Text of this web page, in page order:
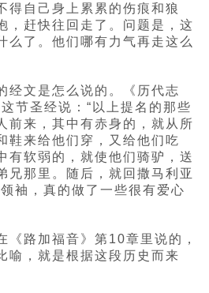
得自己身上累累的伤痕和狼
，赶快往回走了。问题是，这
么了。他们哪有力气再走这么
经文是怎么说的。《历代志
节圣经说：“以上提名的那些
前来，其中有赤身的，就从所
鞋来给他们穿，又给他们吃
有软弱的，就使他们骑驴，送
兄那里。随后，就回撒马利亚
袖，真的做了一些很有爱心
《路加福音》第10章里说的，
喻，就是根据这段历史而来